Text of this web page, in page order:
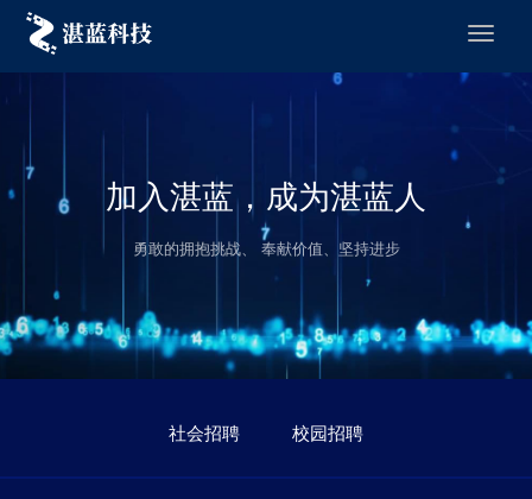
切
换
加入湛蓝，成为湛蓝人
勇敢的拥抱挑战、 奉献价值、坚持进步
社会招聘 校园招聘